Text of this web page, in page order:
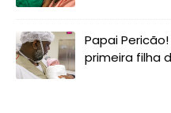
Papai
primeira filha